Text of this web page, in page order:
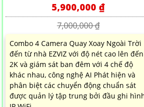
5,900,000 ₫
7,000,000 ₫
Combo 4 Camera Quay Xoay Ngoài Trời
đến từ nhà EZVIZ với độ nét cao lên đến
2K và giám sát ban đêm với 4 chế độ
khác nhau, công nghệ AI Phát hiện và
phân biệt các chuyển động chuẩn sát
được quản lý tập trung bởi đầu ghi